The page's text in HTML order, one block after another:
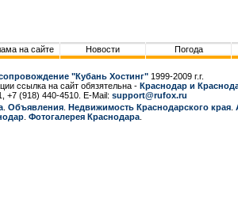
на сайте Новости Погода
"Кубань Хостинг" 1999-2009 г.г.
ссылка на сайт обязятельна - Краснодар и
+7 (918) 440-4510. E-Mail: support@rufox.ru
Объявления Недвижимость Краснодарcкого края
Фотогалерея Краснодара